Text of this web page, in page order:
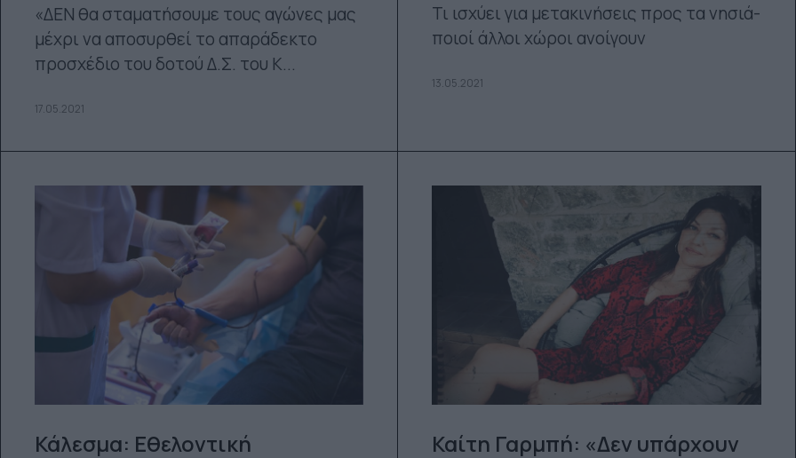
«ΔΕΝ θα σταματήσουμε τους αγώνες μας
μέχρι να αποσυρθεί το απαράδεκτο
προσχέδιο του δοτού Δ.Σ. του Κ...
17.05.2021
Τι ισχύει για μετακινήσεις προς τα νησιά-
ποιοί άλλοι χώροι ανοίγουν
13.05.2021
Κάλεσμα: Εθελοντική
Καίτη Γαρμπή: «Δεν υπάρχουν